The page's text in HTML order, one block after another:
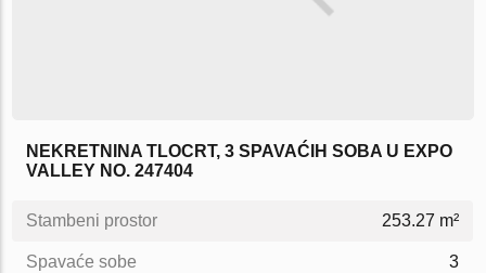
NEKRETNINA TLOCRT, 3 SPAVAĆIH SOBA U EXPO
VALLEY NO. 247404
Stambeni prostor 253.27 m²
Spavaće sobe 3